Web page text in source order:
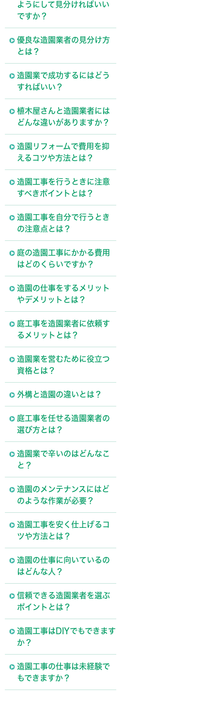
ようにして見分ければいい
ですか？
優良な造園業者の見分け方
とは？
造園業で成功するにはどう
すればいい？
植木屋さんと造園業者には
どんな違いがありますか？
造園リフォームで費用を抑
えるコツや方法とは？
造園工事を行うときに注意
すべきポイントとは？
造園工事を自分で行うとき
の注意点とは？
庭の造園工事にかかる費用
はどのくらいですか？
造園の仕事をするメリット
やデメリットとは？
庭工事を造園業者に依頼す
るメリットとは？
造園業を営むために役立つ
資格とは？
外構と造園の違いとは？
庭工事を任せる造園業者の
選び方とは？
造園業で辛いのはどんなこ
と？
造園のメンテナンスにはど
のような作業が必要？
造園工事を安く仕上げるコ
ツや方法とは？
造園の仕事に向いているの
はどんな人？
信頼できる造園業者を選ぶ
ポイントとは？
造園工事はDIYでもできます
か？
造園工事の仕事は未経験で
もできますか？